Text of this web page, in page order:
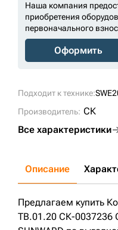
Подходит к технике:
Производитель: СК
Все характеристики
Наша компания
приобретения
первоначального
Оформить
Описание
Предлагаем купить
TB.01.20 СК-0037236